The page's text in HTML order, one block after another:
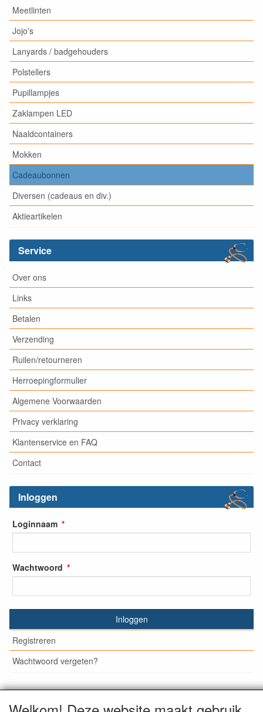
Meetlinten
Jojo's
Lanyards / badgehouders
Polstellers
Pupillampjes
Zaklampen LED
Naaldcontainers
Mokken
Cadeaubonnen
Diversen (cadeaus en div.)
Aktieartikelen
Service
Over ons
Links
Betalen
Verzending
Ruilen/retourneren
Herroepingformulier
Algemene Voorwaarden
Privacy verklaring
Klantenservice en FAQ
Contact
Inloggen
Loginnaam
Wachtwoord
Inloggen
Registreren
Wachtwoord vergeten?